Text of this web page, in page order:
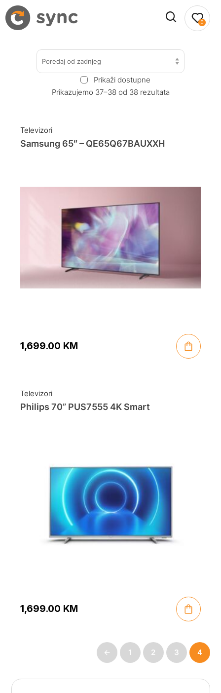
0
Poredaj od zadnjeg
Prikaži dostupne
Prikazujemo 37–38 od 38 rezultata
Televizori
Samsung 65″ – QE65Q67BAUXXH
1,699.00 KM
Televizori
Philips 70” PUS7555 4K Smart
1,699.00 KM
← 1 2 3 4